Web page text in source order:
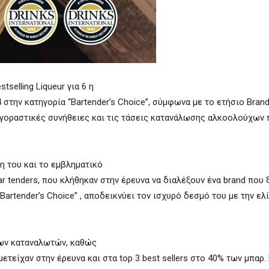
Liqueur για 6 η
κατηγορία “Bartender’s Choice”, σύμφωνα με το ετήσιο
συνήθειες και τις τάσεις κατανάλωσης
του και το εμβληματικό
που κλήθηκαν στην έρευνα να διαλέξουν ένα brand που
Choice” , αποδεικνύει τον ισχυρό δεσμό του με την
καταναλωτών, καθώς
στην έρευνα και στα top 3 best sellers στο 40% των μπαρ.